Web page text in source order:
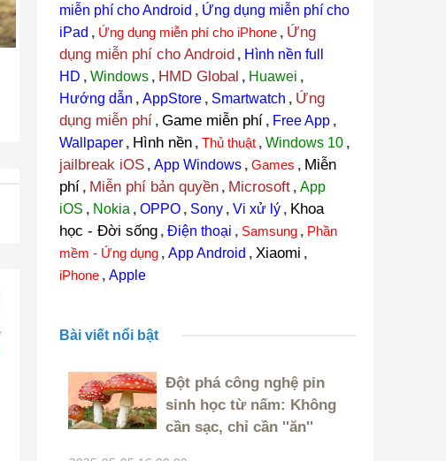
miễn phí cho Android , Ứng dụng miễn phí cho
iPad , Ứng dụng miễn phí cho iPhone , Ứng
dụng miễn phí cho Android , Hình nền full
HD , Windows , HMD Global , Huawei ,
Hướng dẫn , AppStore , Smartwatch , Ứng
dụng miễn phí , Game miễn phí , Free App ,
Wallpaper , Hình nền , Thủ thuật , Windows 10 ,
jailbreak iOS , App Windows , Games , Miễn
phí , Miễn phí bản quyền , Microsoft , App
iOS , Nokia , OPPO , Sony , Vi xử lý , Khoa
học - Đời sống , Điện thoại , Samsung , Phần
mềm - Ứng dụng , App Android , Xiaomi ,
iPhone , Apple
Bài viết nổi bật
Đột phá công nghệ pin
sinh học từ nấm: Không
cần sạc, chỉ cần ''ăn''